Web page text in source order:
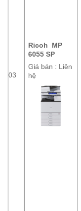
03
Ricoh MP
6055 SP
Giá bán : Liên
hệ